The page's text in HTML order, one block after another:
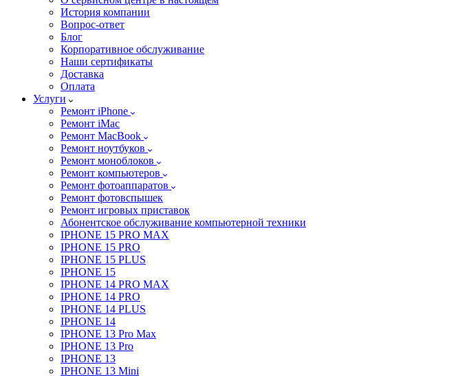
История компании
Вопрос-ответ
Блог
Корпоративное обслуживание
Наши сертификаты
Доставка
Оплата
Услуги
Ремонт iPhone
Ремонт iMac
Ремонт MacBook
Ремонт ноутбуков
Ремонт моноблоков
Ремонт компьютеров
Ремонт фотоаппаратов
Ремонт фотовспышек
Ремонт игровых приставок
Абонентское обслуживание компьютерной техники
IPHONE 15 PRO MAX
IPHONE 15 PRO
IPHONE 15 PLUS
IPHONE 15
IPHONE 14 PRO MAX
IPHONE 14 PRO
IPHONE 14 PLUS
IPHONE 14
IPHONE 13 Pro Max
IPHONE 13 Pro
IPHONE 13
IPHONE 13 Mini